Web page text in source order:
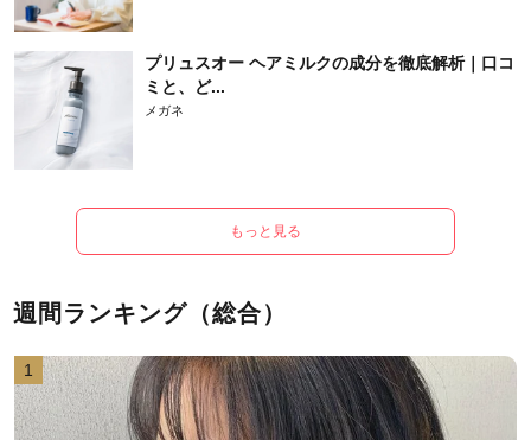
プリュスオー ヘアミルクの成分を徹底解析｜口コ
ミと、ど...
メガネ
もっと見る
週間ランキング（総合）
1